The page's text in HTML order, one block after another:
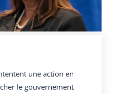
une action en
le gouvernement